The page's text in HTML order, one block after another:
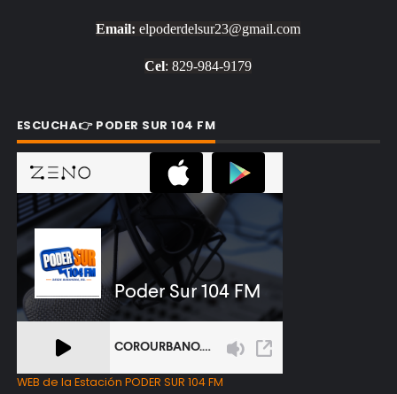
Email: elpoderdelsur23@gmail.com
Cel: 829-984-9179
ESCUCHA👉 PODER SUR 104 FM
WEB de la Estación PODER SUR 104 FM